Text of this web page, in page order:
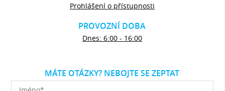
Prohlášení o přístupnosti
PROVOZNÍ DOBA
Dnes: 6:00 - 16:00
MÁTE OTÁZKY? NEBOJTE SE ZEPTAT